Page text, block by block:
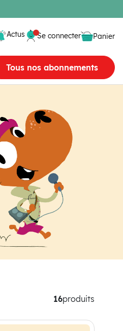
Actus Se connecter
Se connecter Panier
Tous nos abonnements
16produits